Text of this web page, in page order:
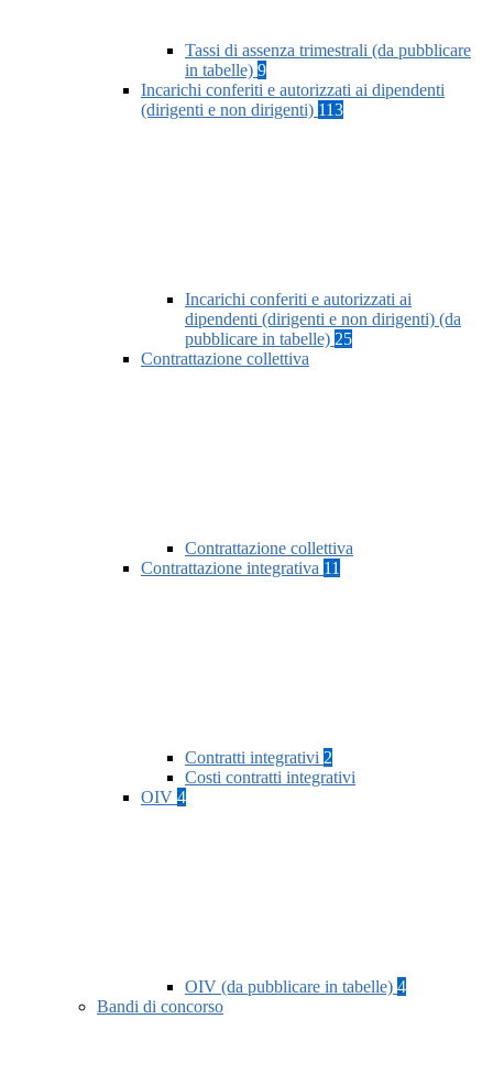
Tassi di assenza trimestrali (da pubblicare
in tabelle) 9
Incarichi conferiti e autorizzati ai dipendenti
(dirigenti e non dirigenti) 113
Incarichi conferiti e autorizzati ai
dipendenti (dirigenti e non dirigenti) (da
pubblicare in tabelle) 25
Contrattazione collettiva
Contrattazione collettiva
Contrattazione integrativa 11
Contratti integrativi 2
Costi contratti integrativi
OIV 4
OIV (da pubblicare in tabelle) 4
Bandi di concorso